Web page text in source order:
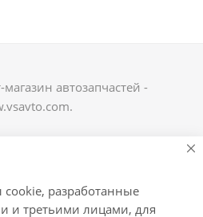
автозапчастей -
avtovs@yandex.ru
разработанные
и третьими лицами, для